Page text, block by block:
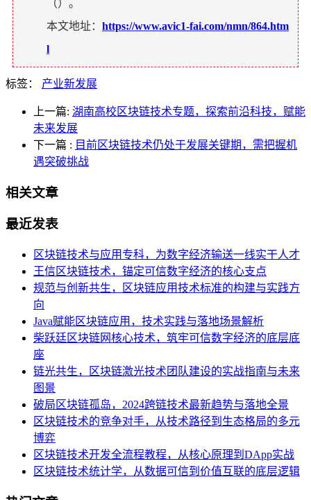
（）。
本文地址： https://www.avic1-fai.com/nmn/864.htm
l
标签： 产业新发展
上一篇: 湖南高校区块链技术专题，探索前沿科技，赋能
未来发展
下一篇 : 目前区块链技术仍处于发展关键期，需把握机
遇突破挑战
相关文章
最近发表
区块链技术与应用专科，为数字经济输送一线实干人才
王信区块链技术，锚定可信数字经济的核心支点
规范与创新共生，区块链应用技术标准的构建与实践方
向
Java赋能区块链应用，技术实践与落地场景解析
柴跃廷区块链网核心技术，筑牢可信数字经济的底层底
座
链光共生，区块链激光技术团队建设的实战指南与未来
图景
破局区块链孤岛，2024跨链技术最新趋势与落地全景
区块链技术的竞争对手，从技术路径到生态格局的多元
博弈
区块链技术开发全流程教程，从核心原理到DApp实战
区块链技术统计学，从数据可信到价值互联的底层逻辑